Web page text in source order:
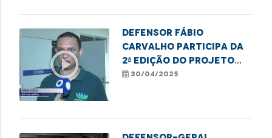
play_circle_outline
Defensor Fábio
Carvalho participa da
2ª edição do projeto
Cidadania Transgênero
30/04/2025